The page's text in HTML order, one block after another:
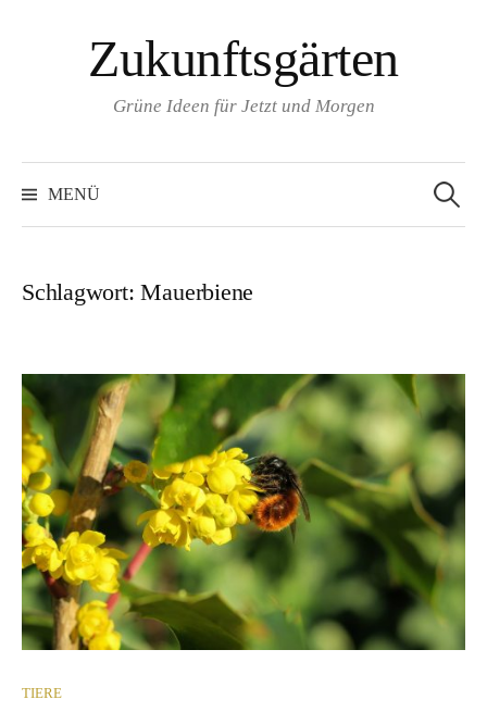
überspringenZukunftsgärten
Grüne Ideen für Jetzt und Morgen
MENÜ
nach:
Schlagwort:Mauerbiene
TIERE